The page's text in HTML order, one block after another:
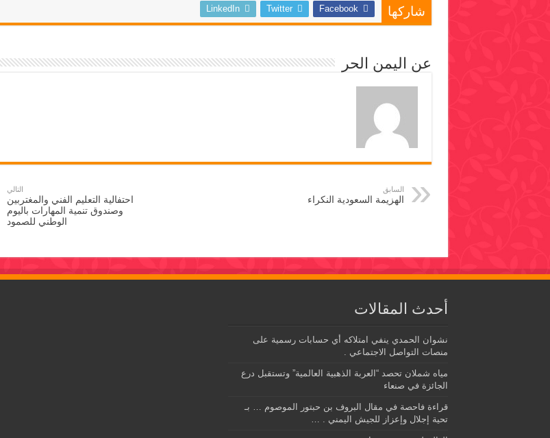
شاركها Facebook
Twitter
LinkedIn
عن اليمن الحر
السابق
الهزيمة السعودية النكراء
التالي
احتفالية التعليم الفني والمغتربين
وصندوق تنمية المهارات باليوم
الوطني للصمود
أحدث المقالات
نشوان الحمدي ينفي امتلاكه أي حسابات رسمية على
منصات التواصل الاجتماعي .
مياه شملان تحصد “العربة الذهبية العالمية” وتستقبل درع
الجائزة في صنعاء
قراءة فاحصة في مقال البروف بن حبتور الموصوم … بـ
تحية إجلال وإعزاز للجيش اليمني . …